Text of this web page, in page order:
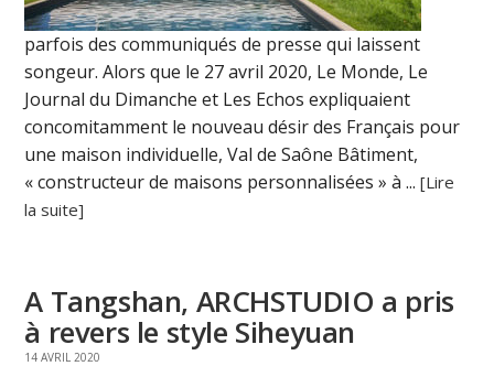
parfois des communiqués de presse qui laissent
songeur. Alors que le 27 avril 2020, Le Monde, Le
Journal du Dimanche et Les Echos expliquaient
concomitamment le nouveau désir des Français pour
une maison individuelle, Val de Saône Bâtiment,
« constructeur de maisons personnalisées » à ...[Lire
la suite]
A Tangshan, ARCHSTUDIO a pris
à revers le style Siheyuan
14 AVRIL 2020